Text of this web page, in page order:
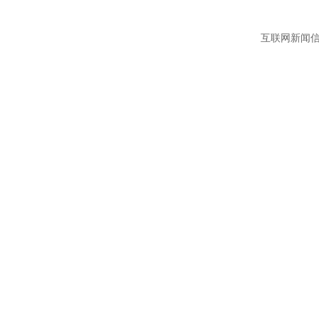
互联网新闻